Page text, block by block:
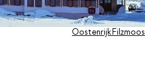
OostenrijkFilzmoos